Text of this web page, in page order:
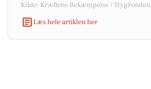
Kilde: Kræftens Bekæmpelse / TrygFonden
Læs hele artiklen her